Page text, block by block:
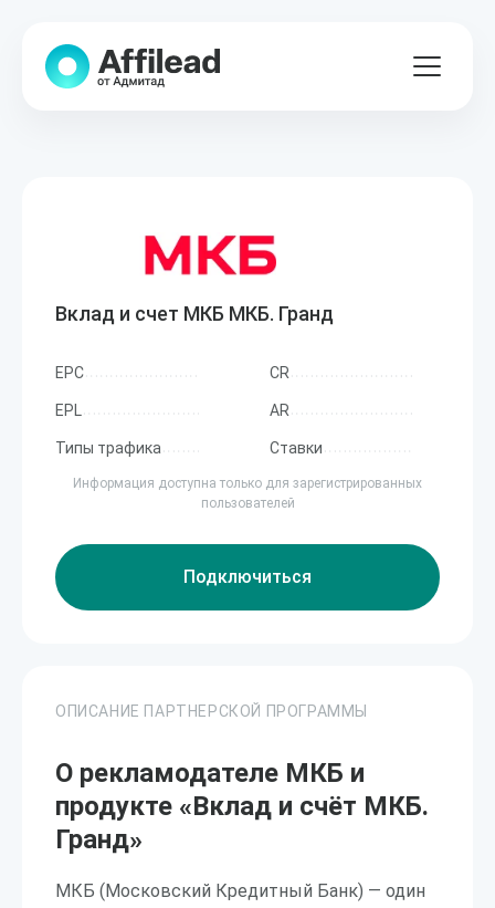
Вклад и счет МКБ МКБ. Гранд
EPC CR
EPL AR
Типы трафика Ставки
Информация доступна только для зарегистрированных
пользователей
Подключиться
ОПИСАНИЕ ПАРТНЕРСКОЙ ПРОГРАММЫ
О рекламодателе МКБ и
продукте «Вклад и счёт МКБ.
Гранд»
МКБ (Московский Кредитный Банк) — один